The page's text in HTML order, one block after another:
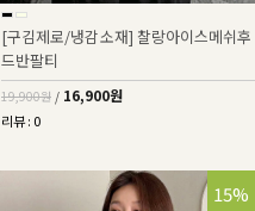
[구김제로/냉감소재] 찰랑아이스메쉬후
드반팔티
19,900원 / 16,900원
리뷰 : 0
15%